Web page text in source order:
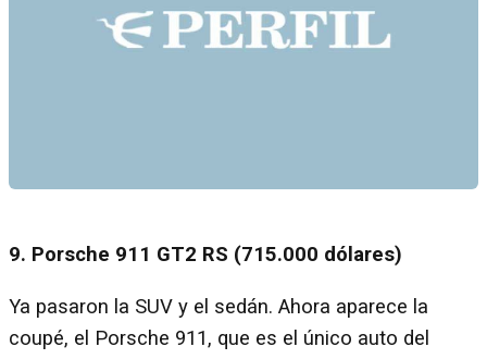
9. Porsche 911 GT2 RS (715.000 dólares)
Ya pasaron la SUV y el sedán. Ahora aparece la
coupé, el Porsche 911, que es el único auto del